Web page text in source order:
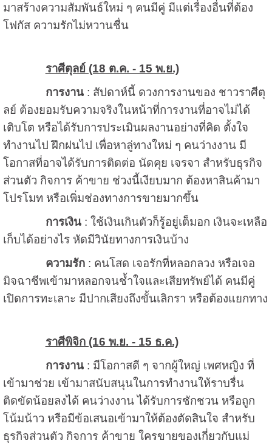
มาสร้างความสัมพันธ์ใหม่ ๆ คนมีคู่ มีแต่เรื่องอื่นที่ต้อง
โฟกัส ความรักไม่หวานชื่น
ราศีตุลย์ (18 ต.ค. - 15 พ.ย.)
การงาน: สัปดาห์นี้ ดวงการงานของ ชาวราศีตุ
ลย์ ต้องยอมรับความจริงในหน้าที่การงานที่อาจไม่ได้
เติบโต หรือได้รับการประเมินผลงานอย่างที่คิด ตั้งใจ
ทำงานไป ฝึกฝนไป เพื่อหาลู่ทางใหม่ ๆ คนว่างงาน มี
โอกาสที่อาจได้รับการติดต่อ นัดคุย เจรจา สำหรับธุรกิจ
ส่วนตัว กิจการ ค้าขาย ช่วงนี้เงียบมาก ต้องหาสินค้ามา
โปรโมท หรือเพิ่มช่องทางการขายมากขึ้น
การเงิน: ใช้เงินเกินตัวก็รู้อยู่เต็มอก เงินจะเหลือ
เก็บได้อย่างไร หัดมีวินัยทางการเงินบ้าง
ความรัก: คนโสด เจอรักที่หลอกลวง หรือเจอ
มิจฉาชีพเข้ามาหลอกจนช้ำใจและเสียทรัพย์ได้ คนมีคู่
เปิดการทะเลาะ มีปากเสียงถึงขั้นเลิกรา หรือต้องแยกทาง
ราศีพิจิก (16 พ.ย. - 15 ธ.ค.)
การงาน: มีโอกาสดี ๆ จากผู้ใหญ่ เพศหญิง ที่
เข้ามาช่วย เข้ามาสนับสนุนในการทำงานให้ราบรื่น
ติดขัดน้อยลงได้ คนว่างงาน ได้รับการชักชวน หรือถูก
โน้มน้าว หรือมีข้อเสนอเข้ามาให้ต้องตัดสินใจ สำหรับ
ธุรกิจส่วนตัว กิจการ ค้าขาย ใครขายของเกี่ยวกับแม่